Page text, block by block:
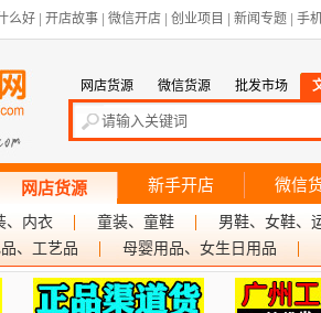
么好 开店故事 微信开店 创业项目 新闻专题 手
网店货源 微信货源 批发市场
网店货源 新手开店 微信
、内衣 童装、童鞋 男鞋、女鞋、
、工艺品
母婴用品、女生日用品